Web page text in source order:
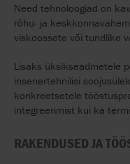
Need tehnoloogiad on
rõhu- ja
viskoossete või tundlike
Lisaks üksikseadmetele
insenertehnilisi
konkreetsetele
integreerimist kui ka
RAKENDUSED JA